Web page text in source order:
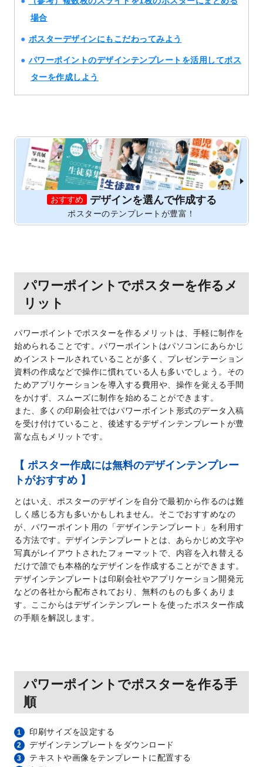
場合
ポスターデザインにもこだわってみよう
パワーポイントのデザインテンプレートを活用してポス
ターを作成しよう
おすすめ デザインを選んで作成する
ポスターのテンプレートが豊富！
パワーポイントでポスターを作るメ
リット
パワーポイントでポスターを作るメリットは、手軽に制作を
始められることです。パワーポイントはパソコンにあらかじ
めインストールされていることが多く、プレゼンテーション
資料の作成などで操作に慣れている人も多いでしょう。その
ためアプリケーションを導入する費用や、操作を覚える手間
をかけず、スムーズに制作を始めることができます。
また、多くの印刷会社ではパワーポイント形式のデータ入稿
を受け付けていること、後述するデザインテンプレートが豊
富な点もメリットです。
【 ポスター作成には無料のデザインテンプレー
トがおすすめ 】
とはいえ、ポスターのデザインを自分で最初から作るのは難
しく感じる方も多いかもしれません。そこでおすすめなの
が、パワーポイント用の「デザインテンプレート」を利用す
る方法です。デザインテンプレートとは、あらかじめ文字や
写真がレイアウトされたフォーマットで、内容を入れ替える
だけで誰でも本格的なデザインを作成することができます。
デザインテンプレートは印刷会社やアプリケーション開発元
などの各社から配布されており、無料のものも多くありま
す。ここからはデザインテンプレートを使ったポスター作成
の手順を解説します。
パワーポイントでポスターを作る手
順
1 印刷サイズを設定する
2 デザインテンプレートをダウンロード
3 テキストや画像をテンプレートに配置する